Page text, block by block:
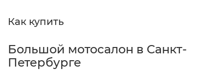
Как купить
Большой мотосалон в Санкт-
Петербурге